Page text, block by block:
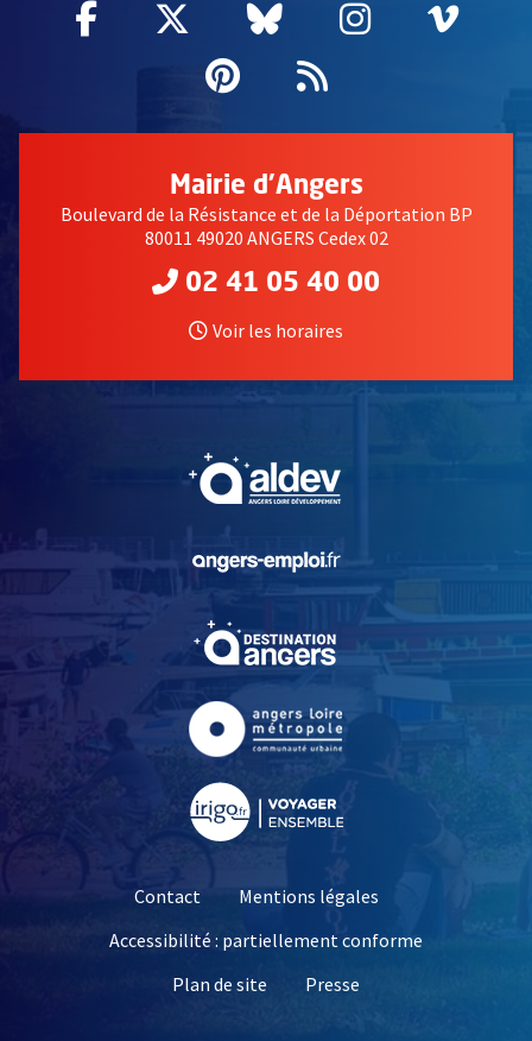
Facebook
, Ouvre une nouvelle fenêtre
Twitter
, Ouvre une nouvelle
Bluesky
, Ouvre une
Instagram
, Ouvre
,
Pinterest
, Ouvre une
Flux RSS
Mairie d'Angers
Boulevard de la Résistance et de la Déportation BP
80011 49020 ANGERS Cedex 02
02 41 05 40 00
Voir les horaires
, Ouvre une nouvelle
, Ouvre une nouvelle
Contact
Mentions légales
Accessibilité : partiellement conforme
Plan de site
Presse